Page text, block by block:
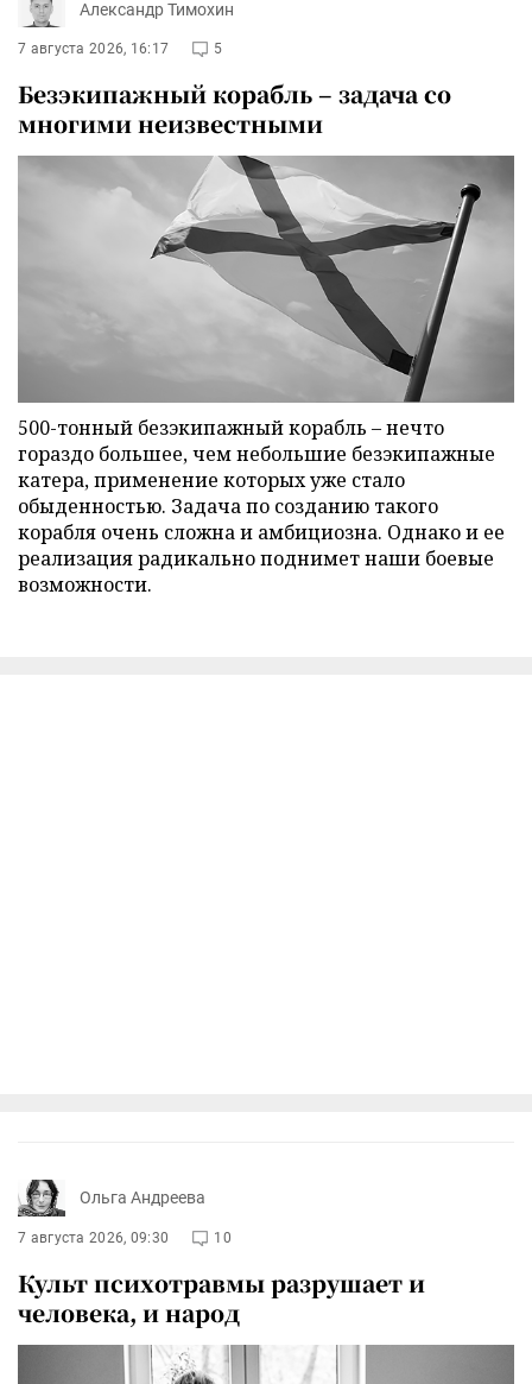
Александр Тимохин
7 августа 2026, 16:17 5
Безэкипажный корабль – задача со
многими неизвестными
500-тонный безэкипажный корабль – нечто
гораздо большее, чем небольшие безэкипажные
катера, применение которых уже стало
обыденностью. Задача по созданию такого
корабля очень сложна и амбициозна. Однако и ее
реализация радикально поднимет наши боевые
возможности.
Ольга Андреева
7 августа 2026, 09:30 10
Культ психотравмы разрушает и
человека, и народ